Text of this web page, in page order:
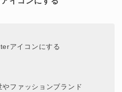
アイコンにする
ファッションブランド